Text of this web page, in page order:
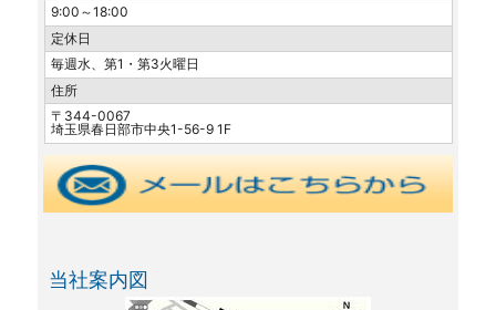
9:00～18:00
定休日
毎週水、第1・第3火曜日
住所
〒344-0067
埼玉県春日部市中央1-56-9 1F
当社案内図